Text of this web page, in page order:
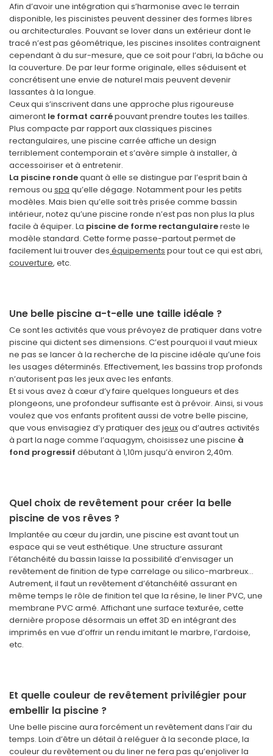
Afin d’avoir une intégration qui s’harmonise avec le terrain
disponible, les piscinistes peuvent dessiner des formes libres
ou architecturales. Pouvant se lover dans un extérieur dont le
tracé n’est pas géométrique, les piscines insolites contraignent
cependant à du sur-mesure, que ce soit pour l’abri, la bâche ou
la couverture. De par leur forme originale, elles séduisent et
concrétisent une envie de naturel mais peuvent devenir
lassantes à la longue.
Ceux qui s’inscrivent dans une approche plus rigoureuse
aimeront le format carrépouvant prendre toutes les tailles.
Plus compacte par rapport aux classiques piscines
rectangulaires, une piscine carrée affiche un design
terriblement contemporain et s’avère simple à installer, à
accessoiriser et à entretenir.
La piscine rondequant à elle se distingue par l’esprit bain à
remous ou spa qu’elle dégage. Notamment pour les petits
modèles. Mais bien qu’elle soit très prisée comme bassin
intérieur, notez qu’une piscine ronde n’est pas non plus la plus
facile à équiper. La piscine de forme rectangulairereste le
modèle standard. Cette forme passe-partout permet de
facilement lui trouver des équipements pour tout ce qui est abri,
couverture, etc.
Une belle piscine a-t-elle une taille idéale ?
Ce sont les activités que vous prévoyez de pratiquer dans votre
piscine qui dictent ses dimensions. C’est pourquoi il vaut mieux
ne pas se lancer à la recherche de la piscine idéale qu’une fois
les usages déterminés. Effectivement, les bassins trop profonds
n’autorisent pas les jeux avec les enfants.
Et si vous avez à cœur d’y faire quelques longueurs et des
plongeons, une profondeur suffisante est à prévoir. Ainsi, si vous
voulez que vos enfants profitent aussi de votre belle piscine,
que vous envisagiez d’y pratiquer des jeuxou d’autres activités
à part la nage comme l’aquagym, choisissez une piscine à
fond progressif débutant à 1,10m jusqu’à environ 2,40m.
Quel choix de revêtement pour créer la belle
piscine de vos rêves ?
Implantée au cœur du jardin, une piscine est avant tout un
espace qui se veut esthétique. Une structure assurant
l’étanchéité du bassin laisse la possibilité d’envisager un
revêtement de finition de type carrelage ou silico-marbreux…
Autrement, il faut un revêtement d’étanchéité assurant en
même temps le rôle de finition tel que la résine, le liner PVC, une
membrane PVC armé. Affichant une surface texturée, cette
dernière propose désormais un effet 3D en intégrant des
imprimés en vue d’offrir un rendu imitant le marbre, l’ardoise,
etc.
Et quelle couleur de revêtement privilégier pour
embellir la piscine ?
Une belle piscine aura forcément un revêtement dans l’air du
temps. Loin d’être un détail à reléguer à la seconde place, la
couleur du revêtement ou du liner ne fera pas qu’enjoliver la